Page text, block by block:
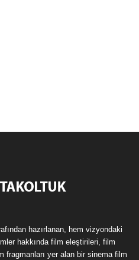
hazırlanan, hem vizyondaki
hakkında film eleştirileri, film
fragmanları yer alan bir sinema film